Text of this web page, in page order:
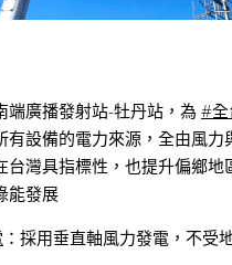
端廣播發射站-牡丹站，為 #全
有設備的電力來源，全由風力
台灣具指標性，也提升偏鄉地
能發展
：採用垂直軸風力發電，不受